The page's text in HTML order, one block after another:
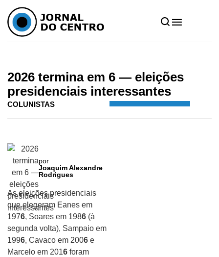
2026 termina em 6 — eleições
presidenciais interessantes
COLUNISTAS
por
Joaquim Alexandre
Rodrigues
As eleições presidenciais
que elegeram Eanes em
1976, Soares em 1986 (à
segunda volta), Sampaio em
1996, Cavaco em 2006 e
Marcelo em 2016 foram